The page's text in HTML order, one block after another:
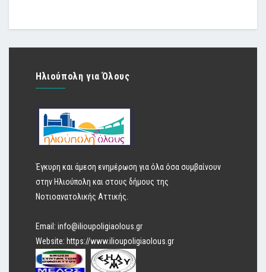
Ηλιούπολη για Όλους
Έγκυρη και άμεση ενημέρωση για όλα όσα συμβαίνουν
στην Ηλιούπολη και στους δήμους της
Νοτιοανατολικής Αττικής.
Email: info@ilioupoligiaolous.gr
Website: https://www.ilioupoligiaolous.gr